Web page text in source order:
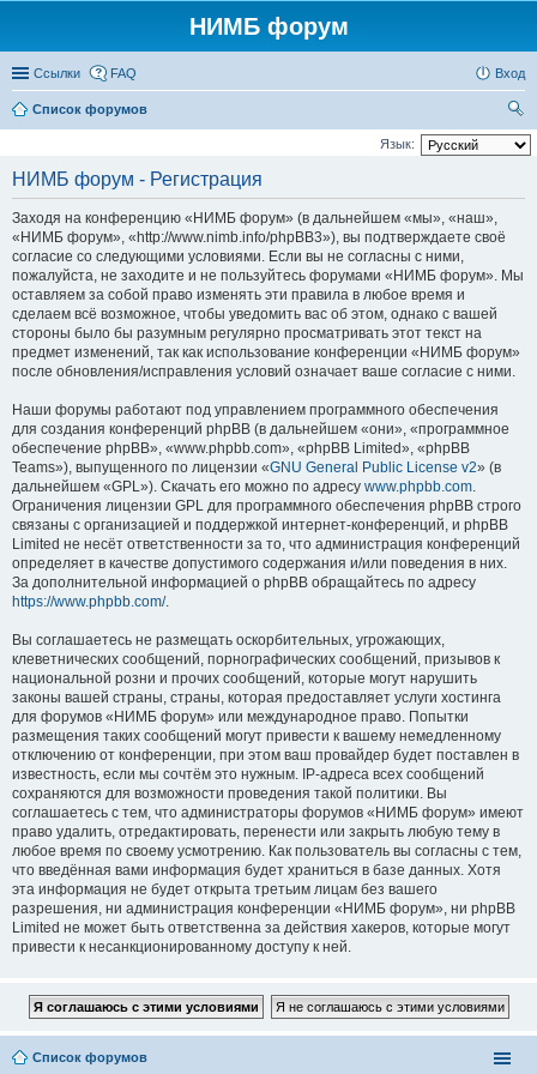
НИМБ форум
Ссылки FAQ Вход
Список форумов
ои
Язык:
НИМБ форум - Регистрация
Заходя на конференцию «НИМБ форум» (в дальнейшем «мы», «наш»,
«НИМБ форум», «http://www.nimb.info/phpBB3»), вы подтверждаете своё
согласие со следующими условиями. Если вы не согласны с ними,
пожалуйста, не заходите и не пользуйтесь форумами «НИМБ форум». Мы
оставляем за собой право изменять эти правила в любое время и
сделаем всё возможное, чтобы уведомить вас об этом, однако с вашей
стороны было бы разумным регулярно просматривать этот текст на
предмет изменений, так как использование конференции «НИМБ форум»
после обновления/исправления условий означает ваше согласие с ними.
Наши форумы работают под управлением программного обеспечения
для создания конференций phpBB (в дальнейшем «они», «программное
обеспечение phpBB», «www.phpbb.com», «phpBB Limited», «phpBB
Teams»), выпущенного по лицензии «GNU General Public License v2» (в
дальнейшем «GPL»). Скачать его можно по адресу www.phpbb.com.
Ограничения лицензии GPL для программного обеспечения phpBB строго
связаны с организацией и поддержкой интернет-конференций, и phpBB
Limited не несёт ответственности за то, что администрация конференций
определяет в качестве допустимого содержания и/или поведения в них.
За дополнительной информацией о phpBB обращайтесь по адресу
https://www.phpbb.com/.
Вы соглашаетесь не размещать оскорбительных, угрожающих,
клеветнических сообщений, порнографических сообщений, призывов к
национальной розни и прочих сообщений, которые могут нарушить
законы вашей страны, страны, которая предоставляет услуги хостинга
для форумов «НИМБ форум» или международное право. Попытки
размещения таких сообщений могут привести к вашему немедленному
отключению от конференции, при этом ваш провайдер будет поставлен в
известность, если мы сочтём это нужным. IP-адреса всех сообщений
сохраняются для возможности проведения такой политики. Вы
соглашаетесь с тем, что администраторы форумов «НИМБ форум» имеют
право удалить, отредактировать, перенести или закрыть любую тему в
любое время по своему усмотрению. Как пользователь вы согласны с тем,
что введённая вами информация будет храниться в базе данных. Хотя
эта информация не будет открыта третьим лицам без вашего
разрешения, ни администрация конференции «НИМБ форум», ни phpBB
Limited не может быть ответственна за действия хакеров, которые могут
привести к несанкционированному доступу к ней.
Список форумов